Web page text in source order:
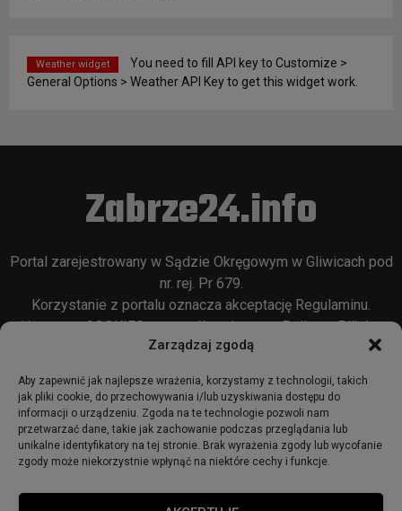
Zarządzaj zgodą
Aby zapewnić jak najlepsze wrażenia, korzystamy z technologii, takich
jak pliki cookie, do przechowywania i/lub uzyskiwania dostępu do
informacji o urządzeniu. Zgoda na te technologie pozwoli nam
przetwarzać dane, takie jak zachowanie podczas przeglądania lub
unikalne identyfikatory na tej stronie. Brak wyrażenia zgody lub wycofanie
zgody może niekorzystnie wpłynąć na niektóre cechy i funkcje.
Weather widget
You need to fill API key to Customize >
General Options > Weather API Key to get this widget work.
Zabrze24.info
Portal zarejestrowany w Sądzie Okręgowym w Gliwicach pod
nr. rej. Pr 679.
Korzystanie z portalu oznacza akceptację Regulaminu.
Używamy COOKIES w sposób opisany wPolityce Plików
Cookie
© 2018 - zabrze24.info.